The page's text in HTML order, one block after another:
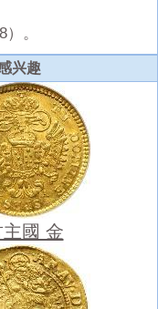
。
兴趣
國 金